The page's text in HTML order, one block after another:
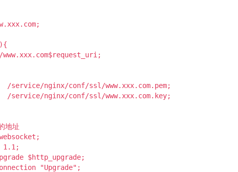
/service/nginx/conf/ssl/www.xxx.com.pem;
/service/nginx/conf/ssl/www.xxx.com.key;
地址
1.1;
$http_upgrade;
"Upgrade";